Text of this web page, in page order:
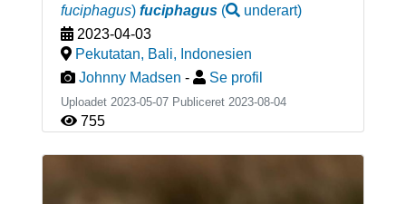
fuciphagus) fuciphagus( underart)
2023-04-03
Pekutatan, Bali, Indonesien
Johnny Madsen - Se profil
Uploadet 2023-05-07 Publiceret 2023-08-04
755